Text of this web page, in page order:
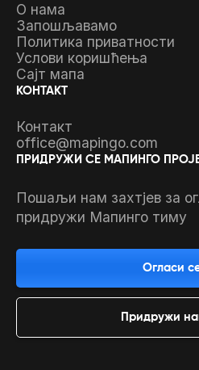
О нама
Запошљавамо
Политика приватности
Услови коришћења
Сајт мапа
КОНТАКТ
Контакт
office@mapingo.com
ПРИДРУЖИ СЕ МАПИНГО
Пошаљи нам захтјев за
придружи Мапинго тиму
Огласи
Придружи